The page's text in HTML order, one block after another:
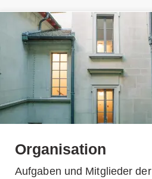
Organisation
Aufgaben und Mitglieder der